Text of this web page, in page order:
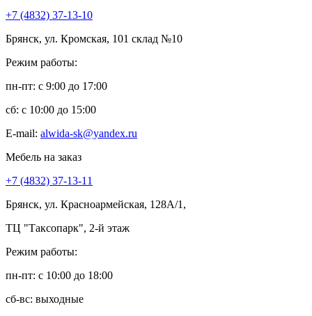
+7 (4832) 37-13-10
Брянск, ул. Кромская, 101 склад №10
Режим работы:
пн-пт: c 9:00 до 17:00
сб: c 10:00 до 15:00
E-mail: alwida-sk@yandex.ru
Мебель на заказ
+7 (4832) 37-13-11
Брянск, ул. Красноармейская, 128А/1,
ТЦ "Таксопарк", 2-й этаж
Режим работы:
пн-пт: c 10:00 до 18:00
сб-вс: выходные